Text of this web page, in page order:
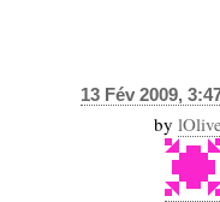
13 Fév 2009,
by lOlive
relationnelles